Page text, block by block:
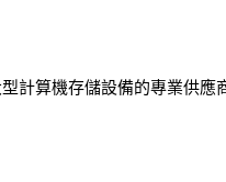
計算機存儲設備的專業供